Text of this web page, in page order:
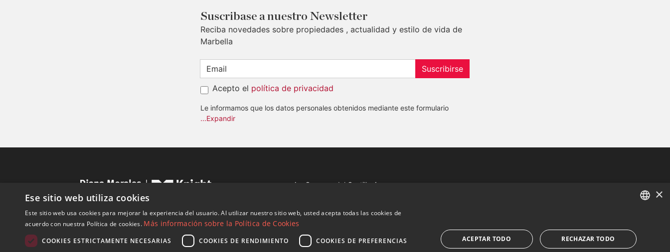
Suscribase a nuestro Newsletter
Reciba novedades sobre propiedades , actualidad y estilo de vida de
Marbella
Suscribirse
Acepto el política de privacidad
Le informamos que los datos personales obtenidos mediante este formulario
...Expandir
Av. Canovas del Castillo 4
info@dmproperties.com
www.dmproperties.com
SPANISH
×
Ese sitio web utiliza cookies
Este sitio web usa cookies para mejorar la experiencia del usuario. Al utilizar nuestro sitio web, usted acepta todas las cookies de
acuerdo con nuestra Política de cookies. Más información sobre la Política de Cookies
COOKIES ESTRICTAMENTE NECESARIAS COOKIES DE RENDIMIENTO COOKIES DE PREFERENCIAS ACEPTAR TODO RECHAZAR TODO